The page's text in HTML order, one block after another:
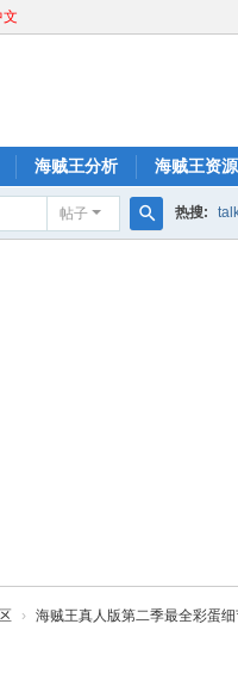
文
海贼王分析 海贼王资源
帖子
搜
热搜:
› 海贼王真人版第二季最全彩蛋